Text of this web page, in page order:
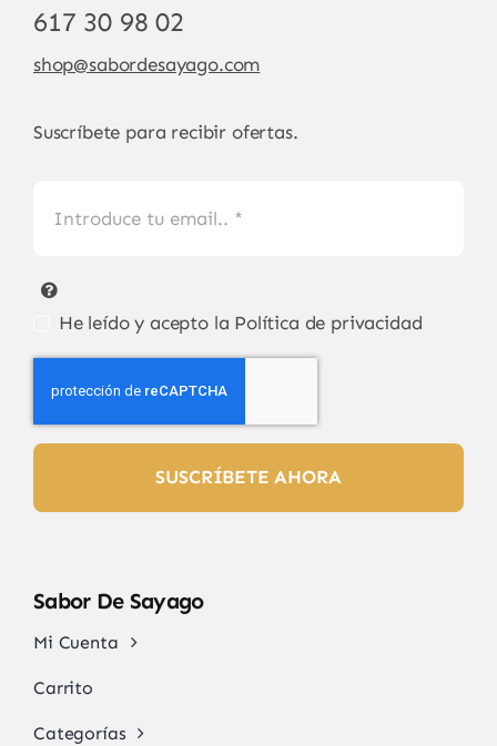
617 30 98 02
shop@sabordesayago.com
Suscríbete para recibir ofertas.
He leído y acepto la Política de privacidad
SUSCRÍBETE AHORA
Sabor De Sayago
Mi Cuenta
Carrito
Categorías